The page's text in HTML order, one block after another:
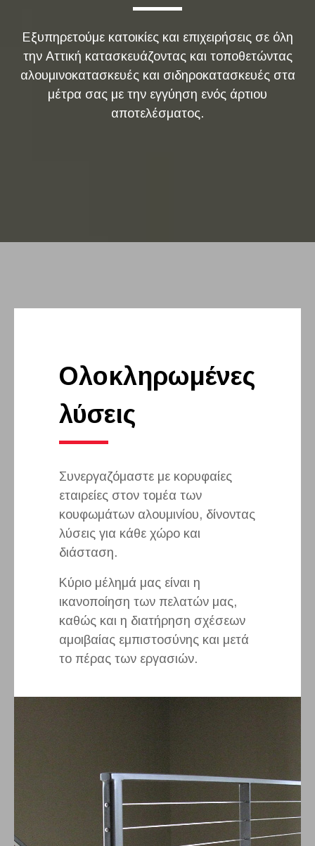
Εξυπηρετούμε κατοικίες και επιχειρήσεις σε όλη
την Αττική κατασκευάζοντας και τοποθετώντας
αλουμινοκατασκευές και σιδηροκατασκευές στα
μέτρα σας με την εγγύηση ενός άρτιου
αποτελέσματος.
Ολοκληρωμένες
λύσεις
Συνεργαζόμαστε με κορυφαίες
εταιρείες στον τομέα των
κουφωμάτων αλουμινίου, δίνοντας
λύσεις για κάθε χώρο και
διάσταση.
Κύριο μέλημά μας είναι η
ικανοποίηση των πελατών μας,
καθώς και η διατήρηση σχέσεων
αμοιβαίας εμπιστοσύνης και μετά
το πέρας των εργασιών.